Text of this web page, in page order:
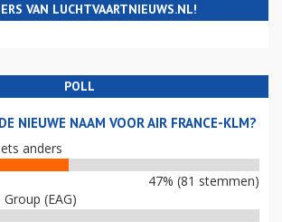
VAN LUCHTVAARTNIEUWS.NL!
POLL
NIEUWE NAAM VOOR AIR FRANCE-KLM?
anders
47% (81 stemmen)
(EAG)